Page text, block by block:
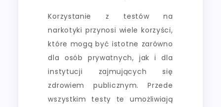
Korzystanie z testów na
narkotyki przynosi wiele korzyści,
które mogą być istotne zarówno
dla osób prywatnych, jak i dla
instytucji zajmujących się
zdrowiem publicznym. Przede
wszystkim testy te umożliwiają